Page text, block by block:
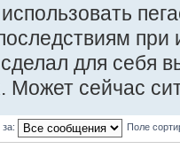
при
для себя
Может сейчас
Поле